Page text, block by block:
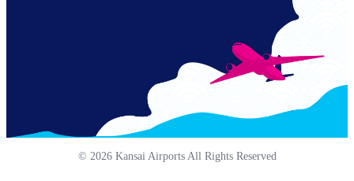
© 2026 Kansai Airports All Rights Reserved